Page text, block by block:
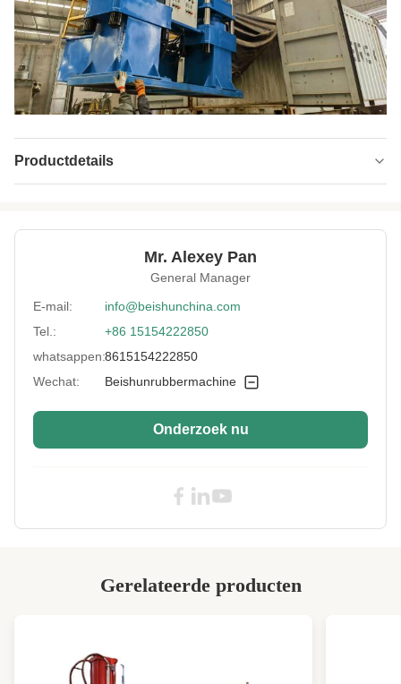
Productdetails
Voltage: 380 V
400*400mm
Key Word: Verhardingspers
Control System: PLC's
Plates Daylight: 300 mm
Elektrische verwarming
Nodular gietijzer
Frequency: 50 Hz
Main Motor Power:
Mr. Alexey Pan
General Manager
E-mail:
info@beishunchina.com
Tel.:
+86 15154222850
whatsappen:8615154222850
Wechat:
Beishunrubbermachine
Onderzoek nu
Gerelateerde producten